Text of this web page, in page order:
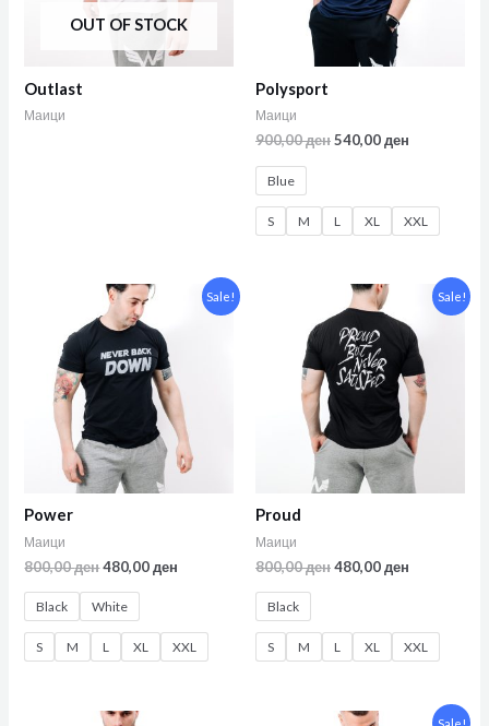
OUT OF STOCK
Outlast
Маици
Polysport
Маици
900,00ден540,00ден
Blue
S M L XL XXL
Sale!
Power
Маици
800,00ден480,00ден
Black White
S M L XL XXL
Sale!
Proud
Маици
800,00ден480,00ден
Black
S M L XL XXL
Sale!